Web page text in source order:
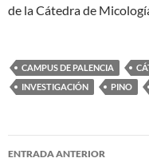
de la Cátedra de
CAMPUS DE PALENCIA
INVESTIGACIÓN
PINO
Navegación
ENTRADA ANTERIOR